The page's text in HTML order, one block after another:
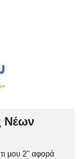
Νέων
μου 2" αφορά